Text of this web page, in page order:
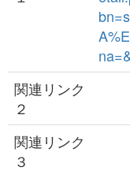
関連リンク
２
関連リンク
３